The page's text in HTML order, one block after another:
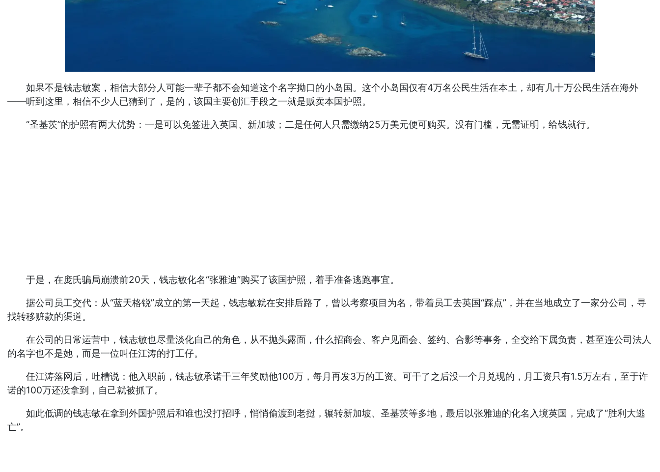
如果不是钱志敏案，相信大部分人可能一辈子都不会知道这个名字拗口的小岛国。这个小岛国仅有4万名公民生活在本土，却有几十万公民生活在海外
——听到这里，相信不少人已猜到了，是的，该国主要创汇手段之一就是贩卖本国护照。
“圣基茨”的护照有两大优势：一是可以免签进入英国、新加坡；二是任何人只需缴纳25万美元便可购买。没有门槛，无需证明，给钱就行。
于是，在庞氏骗局崩溃前20天，钱志敏化名“张雅迪”购买了该国护照，着手准备逃跑事宜。
据公司员工交代：从“蓝天格锐”成立的第一天起，钱志敏就在安排后路了，曾以考察项目为名，带着员工去英国“踩点”，并在当地成立了一家分公司，寻
找转移赃款的渠道。
在公司的日常运营中，钱志敏也尽量淡化自己的角色，从不抛头露面，什么招商会、客户见面会、签约、合影等事务，全交给下属负责，甚至连公司法人
的名字也不是她，而是一位叫任江涛的打工仔。
任江涛落网后，吐槽说：他入职前，钱志敏承诺干三年奖励他100万，每月再发3万的工资。可干了之后没一个月兑现的，月工资只有1.5万左右，至于许
诺的100万还没拿到，自己就被抓了。
如此低调的钱志敏在拿到外国护照后和谁也没打招呼，悄悄偷渡到老挝，辗转新加坡、圣基茨等多地，最后以张雅迪的化名入境英国，完成了“胜利大逃
亡”。